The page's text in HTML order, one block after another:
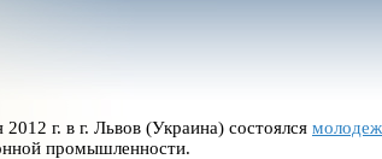
г. в г. Львов (Украина) состоялся
промышленности.